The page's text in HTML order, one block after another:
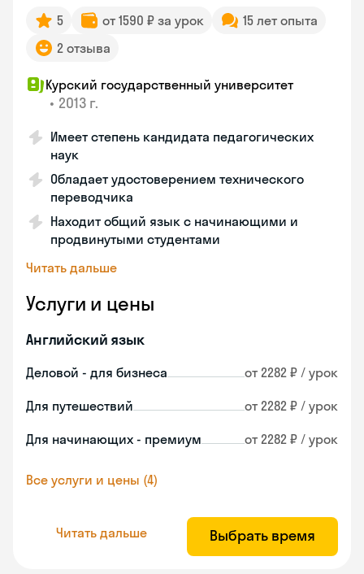
5 от 1590 ₽ за урок
15 лет опыта
2 отзыва
Курский государственный университет
• 2013 г.
Имеет степень кандидата педагогических
наук
Обладает удостоверением технического
переводчика
Находит общий язык с начинающими и
продвинутыми студентами
Читать дальше
Услуги и цены
Английский язык
Деловой - для бизнеса от 2282 ₽ / урок
Для путешествий от 2282 ₽ / урок
Для начинающих - премиум от 2282 ₽ / урок
Все услуги и цены (4)
Читать дальше Выбрать время